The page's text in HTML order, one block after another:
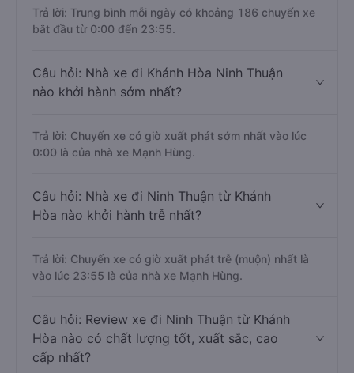
Trả lời: Trung bình mỗi ngày có khoảng 186 chuyến xe
bắt đầu từ 0:00 đến 23:55.
Câu hỏi: Nhà xe đi Khánh Hòa Ninh Thuận
nào khởi hành sớm nhất?
Trả lời: Chuyến xe có giờ xuất phát sớm nhất vào lúc
0:00 là của nhà xe Mạnh Hùng.
Câu hỏi: Nhà xe đi Ninh Thuận từ Khánh
Hòa nào khởi hành trễ nhất?
Trả lời: Chuyến xe có giờ xuất phát trễ (muộn) nhất là
vào lúc 23:55 là của nhà xe Mạnh Hùng.
Câu hỏi: Review xe đi Ninh Thuận từ Khánh
Hòa nào có chất lượng tốt, xuất sắc, cao
cấp nhất?